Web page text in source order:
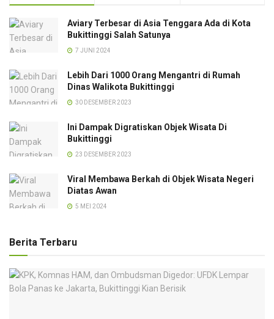
Aviary Terbesar di Asia Tenggara Ada di Kota
Bukittinggi Salah Satunya
7 JUNI 2024
Lebih Dari 1000 Orang Mengantri di Rumah
Dinas Walikota Bukittinggi
30 DESEMBER 2023
Ini Dampak Digratiskan Objek Wisata Di
Bukittinggi
23 DESEMBER 2023
Viral Membawa Berkah di Objek Wisata Negeri
Diatas Awan
5 MEI 2024
Berita Terbaru